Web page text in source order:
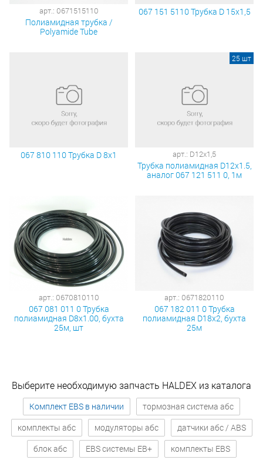
арт.: 0671515110
Полиамидная трубка /
Polyamide Tube
067 151 5110 Трубка D 15х1,5
067 810 110 Трубка D 8х1 арт.: D12х1,5
Трубка полиамидная D12x1.5,
аналог 067 121 511 0, 1м
25 шт
арт.: 0670810110
067 081 011 0 Трубка
полиамидная D8x1.00, бухта
25м, шт
арт.: 0671820110
067 182 011 0 Трубка
полиамидная D18х2, бухта
25м
Выберите необходимую запчасть HALDEX из каталога
Комплект EBS в наличии
тормозная система абс
комплекты абс
модуляторы абс
датчики абс / ABS
блок абс
EBS системы EB+
комплекты EBS